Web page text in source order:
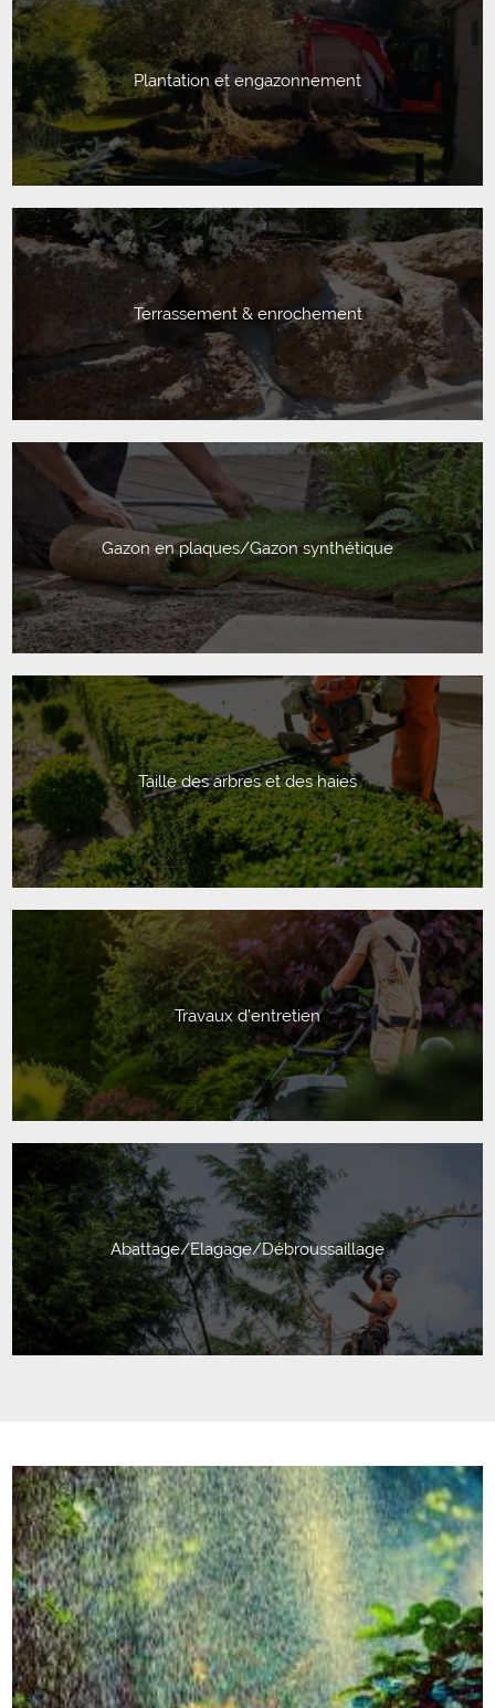
Plantation et engazonnement
Terrassement & enrochement
Gazon en plaques/Gazon synthétique
Taille des arbres et des haies
Travaux d'entretien
Abattage/Elagage/Débroussaillage